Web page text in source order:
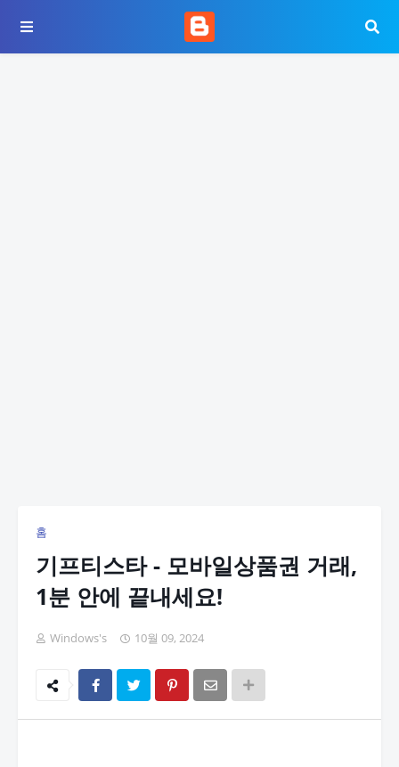
홈
기프티스타 - 모바일상품권 거래,
1분 안에 끝내세요!
Windows's 10월 09, 2024